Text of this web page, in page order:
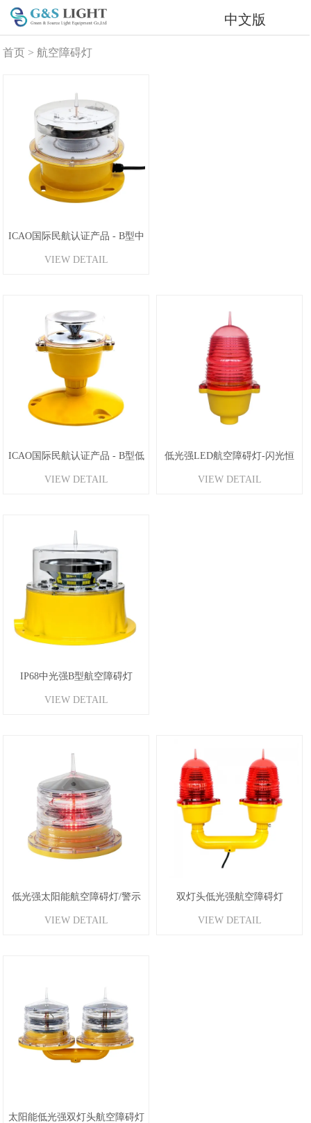
中文版
首页 >航空障碍灯
ICAO国际民航认证产品 - B型中
光强航空障碍灯
VIEW DETAIL
ICAO国际民航认证产品 - B型低
光强障碍灯
VIEW DETAIL
低光强LED航空障碍灯-闪光恒
光可选
VIEW DETAIL
IP68中光强B型航空障碍灯
VIEW DETAIL
低光强太阳能航空障碍灯/警示
灯
VIEW DETAIL
双灯头低光强航空障碍灯
VIEW DETAIL
太阳能低光强双灯头航空障碍灯